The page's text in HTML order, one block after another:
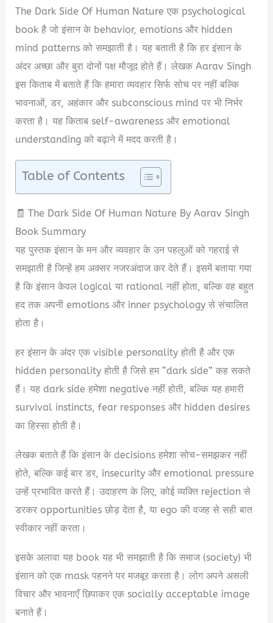
The Dark Side Of Human Nature एक psychological
book है जो इंसान के behavior, emotions और hidden
mind patterns को समझाती है। यह बताती है कि हर इंसान के
अंदर अच्छा और बुरा दोनों पक्ष मौजूद होते हैं। लेखक Aarav Singh
इस किताब में बताते हैं कि हमारा व्यवहार सिर्फ सोच पर नहीं बल्कि
भावनाओं, डर, अहंकार और subconscious mind पर भी निर्भर
करता है। यह किताब self-awareness और emotional
understanding को बढ़ाने में मदद करती है।
Table of Contents
🧾 The Dark Side Of Human Nature By Aarav Singh
Book Summary
यह पुस्तक इंसान के मन और व्यवहार के उन पहलुओं को गहराई से
समझाती है जिन्हें हम अक्सर नजरअंदाज कर देते हैं। इसमें बताया गया
है कि इंसान केवल logical या rational नहीं होता, बल्कि वह बहुत
हद तक अपनी emotions और inner psychology से संचालित
होता है।
हर इंसान के अंदर एक visible personality होती है और एक
hidden personality होती है जिसे हम “dark side” कह सकते
हैं। यह dark side हमेशा negative नहीं होती, बल्कि यह हमारी
survival instincts, fear responses और hidden desires
का हिस्सा होती है।
लेखक बताते हैं कि इंसान के decisions हमेशा सोच-समझकर नहीं
होते, बल्कि कई बार डर, insecurity और emotional pressure
उन्हें प्रभावित करते हैं। उदाहरण के लिए, कोई व्यक्ति rejection से
डरकर opportunities छोड़ देता है, या ego की वजह से सही बात
स्वीकार नहीं करता।
इसके अलावा यह book यह भी समझाती है कि समाज (society) भी
इंसान को एक mask पहनने पर मजबूर करता है। लोग अपने असली
विचार और भावनाएँ छिपाकर एक socially acceptable image
बनाते हैं।